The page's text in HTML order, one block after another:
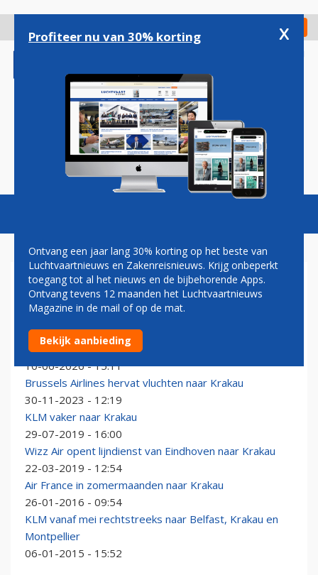
gaan
Check in
Magazine Podcasts Vacatures
KRAKAU
Etihad opent drie nieuwe routes vanuit Abu Dhabi naar
Europa en Afrika
10-06-2026 - 15:11
Brussels Airlines hervat vluchten naar Krakau
30-11-2023 - 12:19
KLM vaker naar Krakau
29-07-2019 - 16:00
Wizz Air opent lijndienst van Eindhoven naar Krakau
22-03-2019 - 12:54
Air France in zomermaanden naar Krakau
26-01-2016 - 09:54
KLM vanaf mei rechtstreeks naar Belfast, Krakau en
Montpellier
06-01-2015 - 15:52
Profiteer nu van 30% korting x
Ontvang een jaar lang 30% korting op het beste van
Luchtvaartnieuws en Zakenreisnieuws. Krijg onbeperkt
toegang tot al het nieuws en de bijbehorende Apps.
Ontvang tevens 12 maanden het Luchtvaartnieuws
Magazine in de mail of op de mat.
Bekijk aanbieding